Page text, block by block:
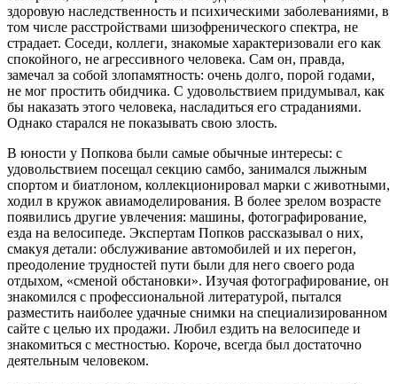
здоровую наследственность и психическими заболеваниями, в
том числе расстройствами шизофренического спектра, не
страдает. Соседи, коллеги, знакомые характеризовали его как
спокойного, не агрессивного человека. Сам он, правда,
замечал за собой злопамятность: очень долго, порой годами,
не мог простить обидчика. С удовольствием придумывал, как
бы наказать этого человека, насладиться его страданиями.
Однако старался не показывать свою злость.
В юности у Попкова были самые обычные интересы: с
удовольствием посещал секцию самбо, занимался лыжным
спортом и биатлоном, коллекционировал марки с животными,
ходил в кружок авиамоделирования. В более зрелом возрасте
появились другие увлечения: машины, фотографирование,
езда на велосипеде. Экспертам Попков рассказывал о них,
смакуя детали: обслуживание автомобилей и их перегон,
преодоление трудностей пути были для него своего рода
отдыхом, «сменой обстановки». Изучая фотографирование, он
знакомился с профессиональной литературой, пытался
разместить наиболее удачные снимки на специализированном
сайте с целью их продажи. Любил ездить на велосипеде и
знакомиться с местностью. Короче, всегда был достаточно
деятельным человеком.